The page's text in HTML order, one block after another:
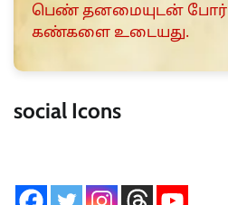
பெண் தனமையுடன் போர்
கண்களை உடையது.
social Icons